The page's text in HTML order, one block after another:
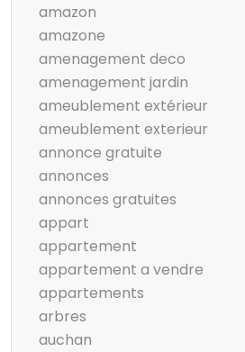
amazon
amazone
amenagement deco
amenagement jardin
ameublement extérieur
ameublement exterieur
annonce gratuite
annonces
annonces gratuites
appart
appartement
appartement a vendre
appartements
arbres
auchan